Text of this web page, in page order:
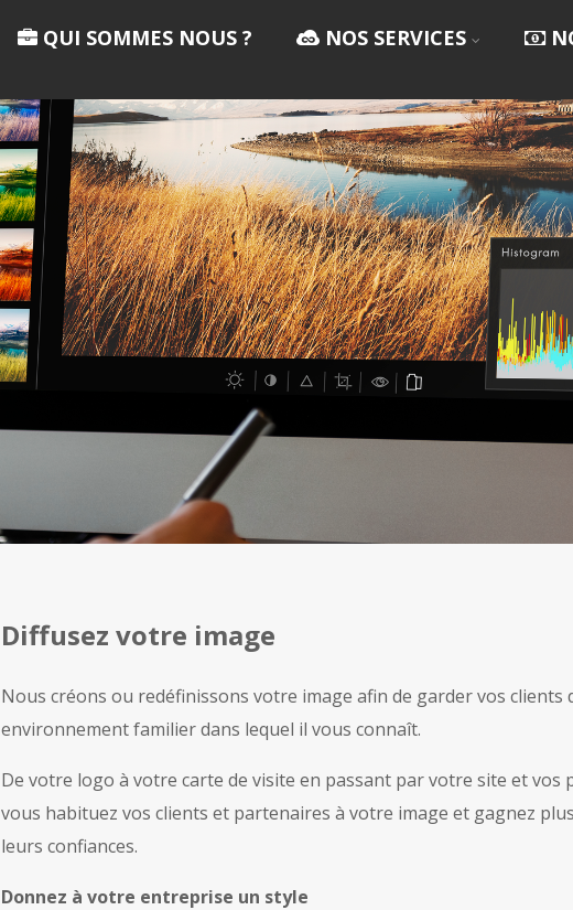
QUI SOMMES NOUS ? NOS SERVICES
Diffusez votre image
Nous créons ou redéfinissons votre image afin de garder vos clients
environnement familier dans lequel il vous connaît.
De votre logo à votre carte de visite en passant par votre site et vos
vous habituez vos clients et partenaires à votre image et gagnez
leurs confiances.
Donnez à votre entreprise un style